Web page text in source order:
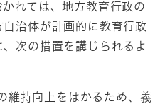
れては、地方教育行政の
治体が計画的に教育行政
次の措置を講じられるよ
維持向上をはかるため、義